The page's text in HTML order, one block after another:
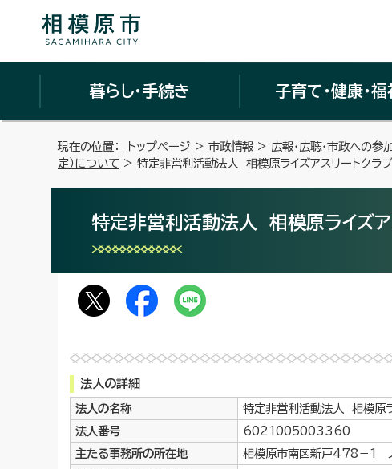
暮らし・手続き 子育て・健康・福
現在の位置： トップページ > 市政情報 > 広報・広聴・市政への参
定）について > 特定非営利活動法人 相模原ライズアスリートクラブ
特定非営利活動法人 相模原ライズア
法人の詳細
法人の名称
特定非営利活動法人 相模原
法人番号
6021005003360
主たる事務所の所在地
相模原市南区新戸478－1 ノ